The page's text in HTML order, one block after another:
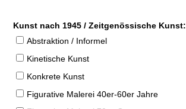
Kunst nach 1945 / Zeitgenössische Kunst:
Abstraktion / Informel
Kinetische Kunst
Konkrete Kunst
Figurative Malerei 40er-60er Jahre